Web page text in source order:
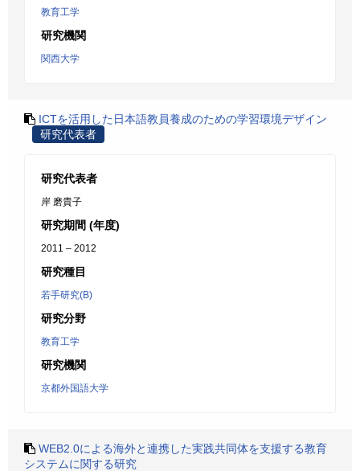
教育工学
研究機関
関西大学
ICTを活用した日本語教員養成のための学習環境デザイン
研究代表者
研究代表者
岸 磨貴子
研究期間 (年度)
2011 – 2012
研究種目
若手研究(B)
研究分野
教育工学
研究機関
京都外国語大学
WEB2.0による海外と連携した実践共同体を支援する教育
システムに関する研究